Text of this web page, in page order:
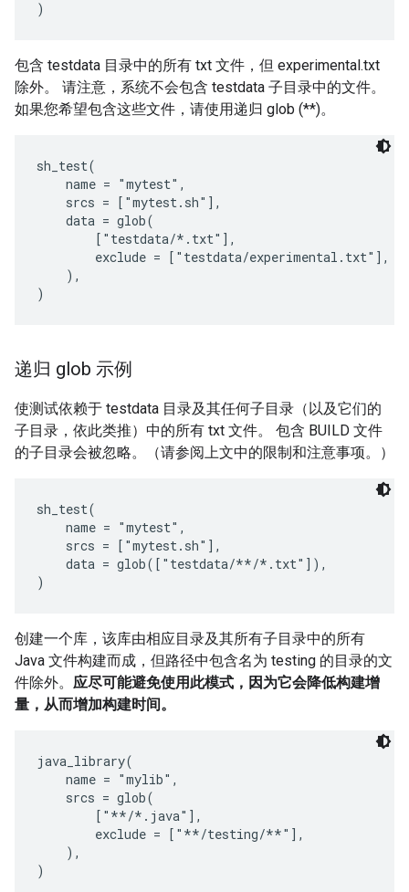
包含 testdata 目录中的所有 txt 文件，但 experimental.txt
除外。 请注意，系统不会包含 testdata 子目录中的文件。
如果您希望包含这些文件，请使用递归 glob (**)。
sh_test(
    name = "mytest",
    srcs = ["mytest.sh"],
    data = glob(
        ["testdata/*.txt"],
        exclude = ["testdata/experimental.txt"],
    ),
递归 glob 示例
使测试依赖于 testdata 目录及其任何子目录（以及它们的
子目录，依此类推）中的所有 txt 文件。 包含 BUILD 文件
的子目录会被忽略。（请参阅上文中的限制和注意事项。）
sh_test(
    name = "mytest",
    srcs = ["mytest.sh"],
    data = glob(["testdata/**/*.txt"]),
创建一个库，该库由相应目录及其所有子目录中的所有
Java 文件构建而成，但路径中包含名为 testing 的目录的文
件除外。 应尽可能避免使用此模式，因为它会降低构建增
量，从而增加构建时间。
java_library(
    name = "mylib",
    srcs = glob(
        ["**/*.java"],
        exclude = ["**/testing/**"],
    ),